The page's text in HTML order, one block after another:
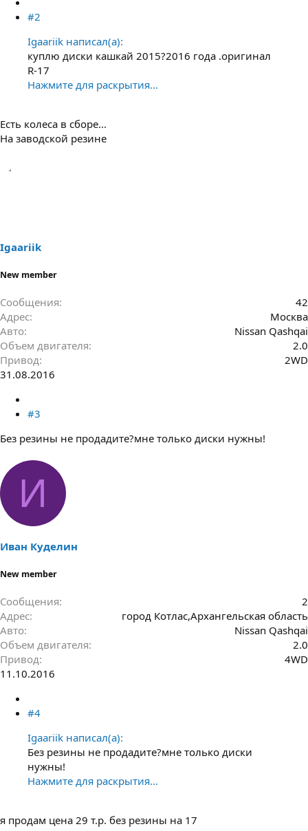
#2
Igaariik написал(а):
куплю диски кашкай 2015?2016 года .оригинал
R-17
Нажмите для раскрытия...
Есть колеса в сборе...
На заводской резине
Igaariik
New member
Сообщения
42
Адрес
Москва
Авто
Nissan Qashqai
Объем двигателя
2.0
Привод
2WD
31.08.2016
#3
Без резины не продадите?мне только диски нужны!
И
Иван Куделин
New member
Сообщения
2
Адрес
город Котлас,Архангельская область
Авто
Nissan Qashqai
Объем двигателя
2.0
Привод
4WD
11.10.2016
#4
Igaariik написал(а):
Без резины не продадите?мне только диски
нужны!
Нажмите для раскрытия...
я продам цена 29 т.р. без резины на 17